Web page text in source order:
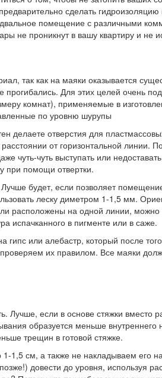
сделать гидроизоляцию
помещение с различными
не проникнут в вашу квартиру и не
так как на маяки оказывается
Для этих целей очень
комнат), применяемые в
по уровню шурупы
делаете отверстия для
от горизонтальной линии.
чуть выступать или недоставать
при помощи отвертки.
будет, если позволяет
леску диметром 1-1,5 мм.
расположены на одной линии, можно
испачканного в пигменте или в саже.
или алебастр, который после
их правилом. Все маяки
Лучше, если в основе стяжки вместо
образуется меньше внутреннего
трещин в готовой стяжке.
1,5 см, а также не накладываем его
довести до уровня, используя